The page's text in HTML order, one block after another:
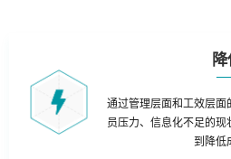
通过管理层面和工效层面
员压力、信息化不足的
到降低